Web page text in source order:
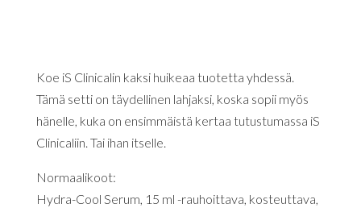
Koe iS Clinicalin kaksi huikeaa tuotetta yhdessä.
Tämä setti on täydellinen lahjaksi, koska sopii myös
hänelle, kuka on ensimmäistä kertaa tutustumassa iS
Clinicaliin. Tai ihan itselle.
Normaalikoot:
Hydra-Cool Serum, 15 ml -rauhoittava, kosteuttava,